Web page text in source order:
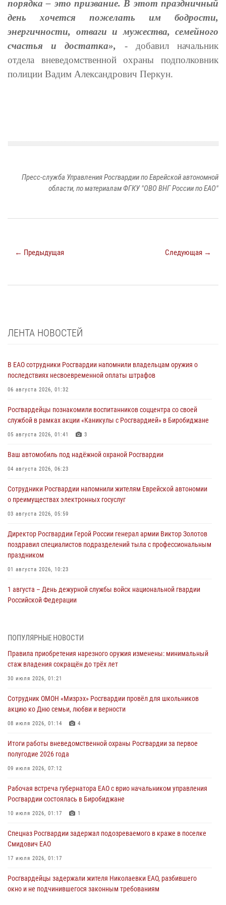
порядка – это призвание. В этот праздничный
день хочется пожелать им бодрости,
энергичности, отваги и мужества, семейного
счастья и достатка», - добавил начальник
отдела вневедомственной охраны подполковник
полиции Вадим Александрович Перкун.
Пресс-служба Управления Росгвардии по Еврейской автономной
области, по материалам ФГКУ "ОВО ВНГ России по ЕАО"
← Предыдущая Следующая →
ЛЕНТА НОВОСТЕЙ
В ЕАО сотрудники Росгвардии напомнили владельцам оружия о
последствиях несвоевременной оплаты штрафов
06 августа 2026, 01:32
Росгвардейцы познакомили воспитанников соццентра со своей
службой в рамках акции «Каникулы с Росгвардией» в Биробиджане
05 августа 2026, 01:41 3
Ваш автомобиль под надёжной охраной Росгвардии
04 августа 2026, 06:23
Сотрудники Росгвардии напомнили жителям Еврейской автономии
о преимуществах электронных госуслуг
03 августа 2026, 05:59
Директор Росгвардии Герой России генерал армии Виктор Золотов
поздравил специалистов подразделений тыла с профессиональным
праздником
01 августа 2026, 10:23
1 августа – День дежурной службы войск национальной гвардии
Российской Федерации
В Росгвардии вспоминают российских воинов, погибших в Первой
01 августа 2026, 10:19
Внесены изменения в правила проведения контрольного отстрела
31 июля 2026, 01:48
Правила приобретения нарезного оружия изменены: минимальный
30 июля 2026, 01:21
Росгвардейцы задержали гражданина за хулиганство и попытку
29 июля 2026, 01:05
ПОПУЛЯРНЫЕ НОВОСТИ
Правила приобретения нарезного оружия изменены: минимальный
стаж владения сокращён до трёх лет
30 июля 2026, 01:21
Сотрудник ОМОН «Мизрэх» Росгвардии провёл для школьников
акцию ко Дню семьи, любви и верности
08 июля 2026, 01:14 4
Итоги работы вневедомственной охраны Росгвардии за первое
полугодие 2026 года
09 июля 2026, 07:12
Рабочая встреча губернатора ЕАО с врио начальником управления
Росгвардии состоялась в Биробиджане
10 июля 2026, 01:17 1
Спецназ Росгвардии задержал подозреваемого в краже в поселке
Смидович ЕАО
17 июля 2026, 01:17
Росгвардейцы задержали жителя Николаевки ЕАО, разбившего
окно и не подчинившегося законным требованиям